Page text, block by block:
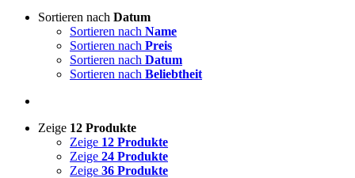
Sortieren nach Datum
Sortieren nach Name
Sortieren nach Preis
Sortieren nach Datum
Sortieren nach Beliebtheit
Zeige 12 Produkte
Zeige 12 Produkte
Zeige 24 Produkte
Zeige 36 Produkte